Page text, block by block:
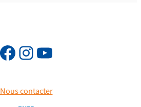
Nous contacter